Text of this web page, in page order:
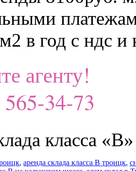
в год с ндс
агенту!
34-73
класса
, аренда склада класса В троицк,